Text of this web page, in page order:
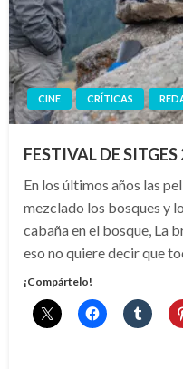
CINE CRÍTICAS
FESTIVAL DE
En los últimos años las
mezclado los bosques y
cabaña en el bosque, La
eso no quiere decir que
¡Compártelo!